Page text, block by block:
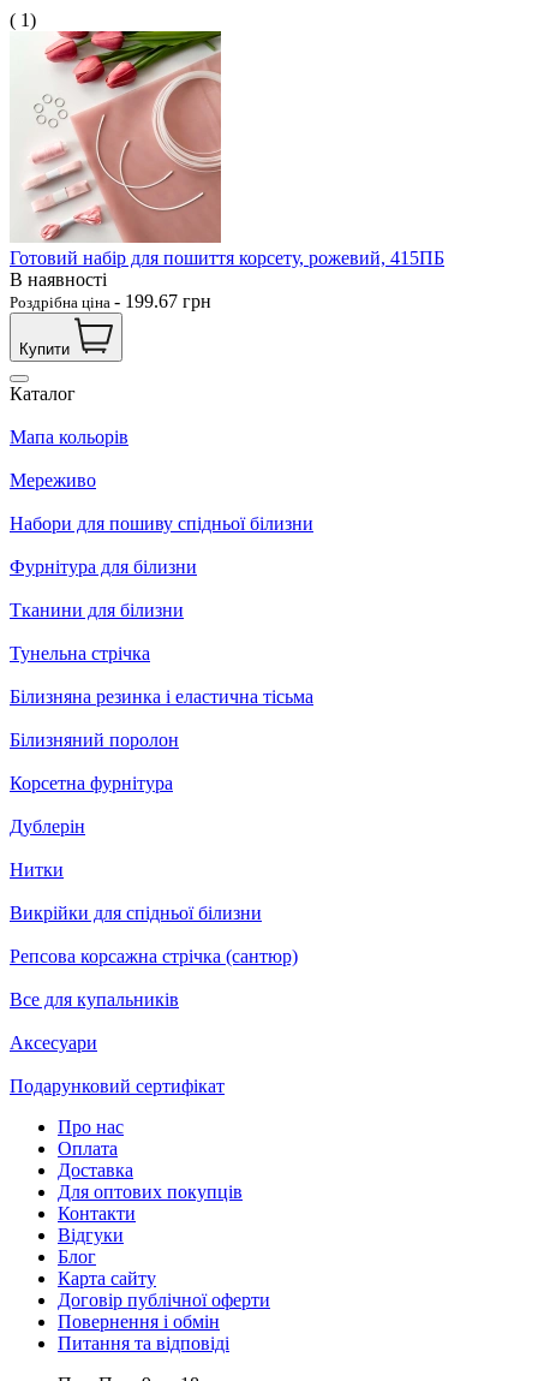
( 1)
Готовий набір для пошиття корсету, рожевий, 415ПБ
В наявності
Роздрібна ціна - 199.67 грн
Купити
Каталог
Мапа кольорів
Мереживо
Набори для пошиву спідньої білизни
Фурнітура для білизни
Тканини для білизни
Тунельна стрічка
Білизняна резинка і еластична тісьма
Білизняний поролон
Корсетна фурнітура
Дублерін
Нитки
Викрійки для спідньої білизни
Репсова корсажна стрічка (сантюр)
Все для купальників
Аксесуари
Подарунковий сертифікат
Про нас
Оплата
Доставка
Для оптових покупців
Контакти
Відгуки
Блог
Карта сайту
Договір публічної оферти
Повернення і обмін
Питання та відповіді